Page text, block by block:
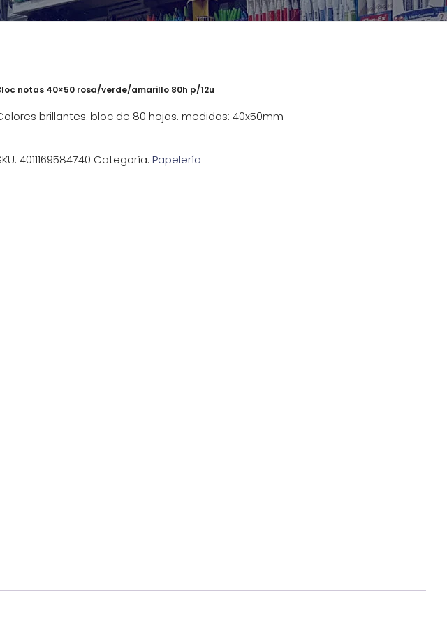
notas 40×50 rosa/verde/amarillo 80h p/12u
brillantes. bloc de 80 hojas. medidas: 40x50mm
4011169584740 Categoría: Papelería